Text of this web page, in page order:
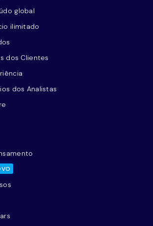
global
ilimitado
dos Clientes
dos Analistas